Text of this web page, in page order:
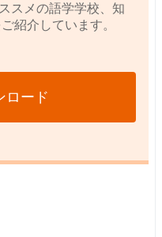
スメの語学学校、知
紹介しています。
ロード